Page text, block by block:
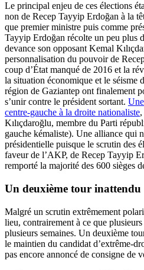
Le principal enjeu de ces élections
non de Recep Tayyip Erdoğan à la
que premier ministre puis comme
Tayyip Erdoğan récolte un peu plus
devance son opposant Kemal
personnalisation du pouvoir de
coup d’État manqué de 2016 et la
la situation économique et le séisme
région de Gaziantep ont finalement
s’unir contre le président sortant.
centre-gauche à la droite nationaliste
Kılıçdaroğlu, membre du Parti
gauche kémaliste). Une alliance qui
présidentielle puisque le scrutin des
faveur de l’AKP, de Recep Tayyip
remporté la majorité des 600 sièges
Un deuxième tour inattendu
Malgré un scrutin extrêmement
lieu, contrairement à ce que
plusieurs semaines. Un deuxième
le maintien du candidat d’extrême-
pas encore annoncé de consigne de